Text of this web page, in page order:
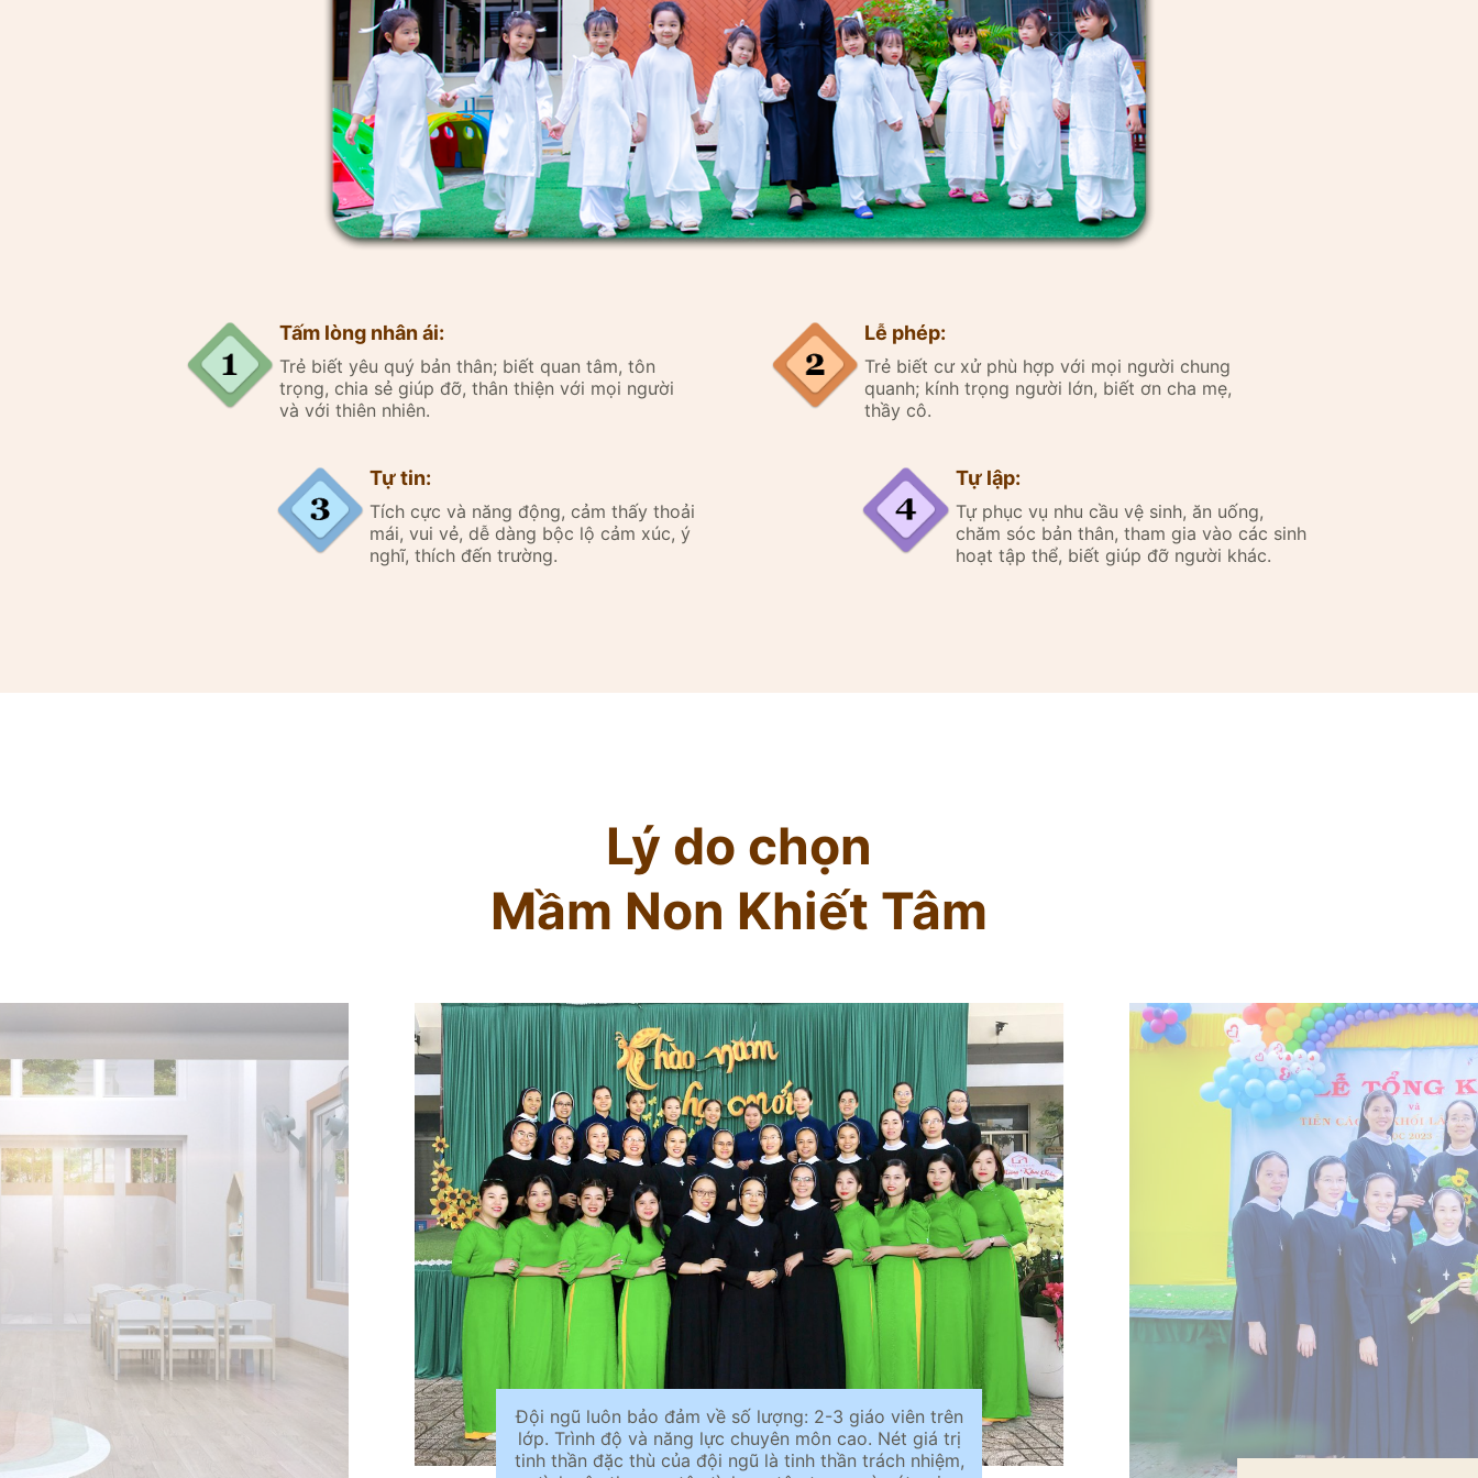
Tấm lòng nhân ái:
Trẻ biết yêu quý bản thân; biết quan tâm, tôn
trọng, chia sẻ giúp đỡ, thân thiện với mọi người
và với thiên nhiên.
Lễ phép:
Trẻ biết cư xử phù hợp với mọi người chung
quanh; kính trọng người lớn, biết ơn cha mẹ,
thầy cô.
Tự tin:
Tích cực và năng động, cảm thấy thoải
mái, vui vẻ, dễ dàng bộc lộ cảm xúc, ý
nghĩ, thích đến trường.
Tự lập:
Tự phục vụ nhu cầu vệ sinh, ăn uống,
chăm sóc bản thân, tham gia vào các sinh
hoạt tập thể, biết giúp đỡ người khác.
Lý do chọn
Mầm Non Khiết Tâm
Đội ngũ luôn bảo đảm về số lượng: 2-3 giáo viên trên
lớp. Trình độ và năng lực chuyên môn cao. Nét giá trị
tinh thần đặc thù của đội ngũ là tinh thần trách nhiệm,